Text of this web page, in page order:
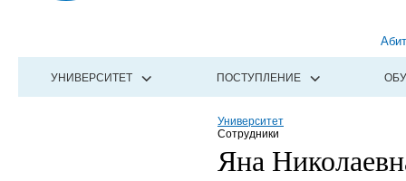
УНИВЕРСИТЕТ ПОСТУПЛЕНИЕ
Университет
Сотрудники
Яна